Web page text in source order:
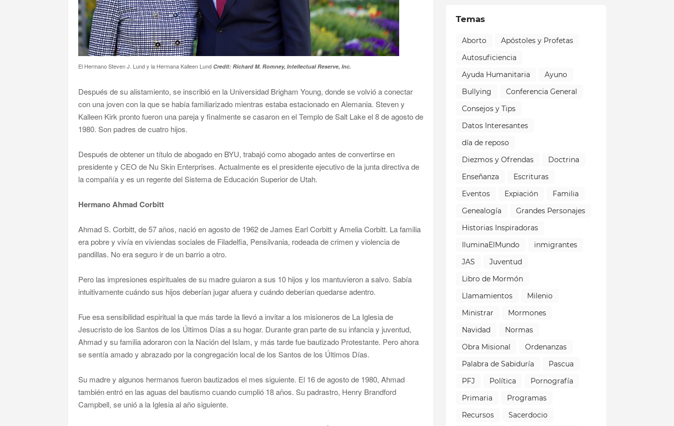
El Hermano Steven J. Lund y la Hermana Kalleen Lund Credit: Richard M. Romney, Intellectual Reserve, Inc.
Después de su alistamiento, se inscribió en la Universidad Brigham Young, donde se volvió a conectar
con una joven con la que se había familiarizado mientras estaba estacionado en Alemania. Steven y
Kalleen Kirk pronto fueron una pareja y finalmente se casaron en el Templo de Salt Lake el 8 de agosto de
1980. Son padres de cuatro hijos.
Después de obtener un título de abogado en BYU, trabajó como abogado antes de convertirse en
presidente y CEO de Nu Skin Enterprises. Actualmente es el presidente ejecutivo de la junta directiva de
la compañía y es un regente del Sistema de Educación Superior de Utah.
Hermano Ahmad Corbitt
Ahmad S. Corbitt, de 57 años, nació en agosto de 1962 de James Earl Corbitt y Amelia Corbitt. La familia
era pobre y vivía en viviendas sociales de Filadelfia, Pensilvania, rodeada de crimen y violencia de
pandillas. No era seguro ir de un barrio a otro.
Pero las impresiones espirituales de su madre guiaron a sus 10 hijos y los mantuvieron a salvo. Sabía
intuitivamente cuándo sus hijos deberían jugar afuera y cuándo deberían quedarse adentro.
Fue esa sensibilidad espiritual la que más tarde la llevó a invitar a los misioneros de La Iglesia de
Jesucristo de los Santos de los Últimos Días a su hogar. Durante gran parte de su infancia y juventud,
Ahmad y su familia adoraron con la Nación del Islam, y más tarde fue bautizado Protestante. Pero ahora
se sentía amado y abrazado por la congregación local de los Santos de los Últimos Días.
Su madre y algunos hermanos fueron bautizados el mes siguiente. El 16 de agosto de 1980, Ahmad
también entró en las aguas del bautismo cuando cumplió 18 años. Su padrastro, Henry Brandford
Campbell, se unió a la Iglesia al año siguiente.
Temas
Aborto
Apóstoles y Profetas
Autosuficiencia
Ayuda Humanitaria
Ayuno
Bullying
Conferencia General
Consejos y Tips
Datos Interesantes
día de reposo
Diezmos y Ofrendas
Doctrina
Enseñanza
Escrituras
Eventos
Expiación
Familia
Genealogía
Grandes Personajes
Historias Inspiradoras
IluminaElMundo
inmigrantes
JAS
Juventud
Libro de Mormón
Llamamientos
Milenio
Ministrar
Mormones
Navidad
Normas
Obra Misional
Ordenanzas
Palabra de Sabiduría
Pascua
PFJ
Política
Pornografía
Primaria
Programas
Recursos
Sacerdocio